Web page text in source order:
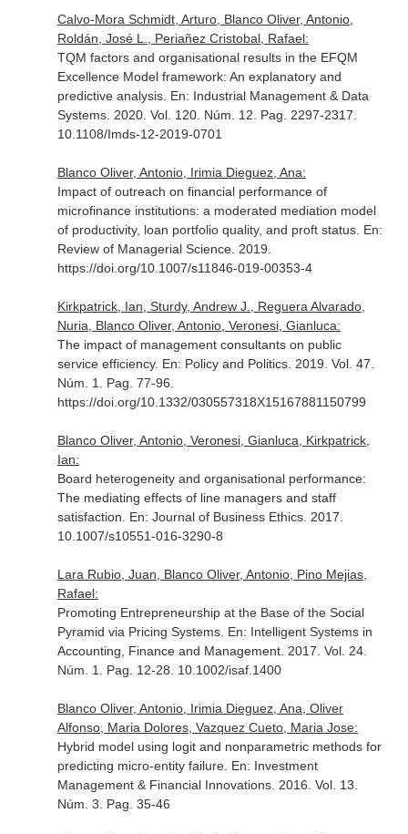
Calvo-Mora Schmidt, Arturo, Blanco Oliver, Antonio,
Roldán, José L., Periañez Cristobal, Rafael:
TQM factors and organisational results in the EFQM
Excellence Model framework: An explanatory and
predictive analysis. En: Industrial Management & Data
Systems. 2020. Vol. 120. Núm. 12. Pag. 2297-2317.
10.1108/Imds-12-2019-0701
Blanco Oliver, Antonio, Irimia Dieguez, Ana:
Impact of outreach on financial performance of
microfinance institutions: a moderated mediation model
of productivity, loan portfolio quality, and proft status. En:
Review of Managerial Science. 2019.
https://doi.org/10.1007/s11846-019-00353-4
Kirkpatrick, Ian, Sturdy, Andrew J., Reguera Alvarado,
Nuria, Blanco Oliver, Antonio, Veronesi, Gianluca:
The impact of management consultants on public
service efficiency. En: Policy and Politics. 2019. Vol. 47.
Núm. 1. Pag. 77-96.
https://doi.org/10.1332/030557318X15167881150799
Blanco Oliver, Antonio, Veronesi, Gianluca, Kirkpatrick,
Ian:
Board heterogeneity and organisational performance:
The mediating effects of line managers and staff
satisfaction. En: Journal of Business Ethics. 2017.
10.1007/s10551-016-3290-8
Lara Rubio, Juan, Blanco Oliver, Antonio, Pino Mejias,
Rafael:
Promoting Entrepreneurship at the Base of the Social
Pyramid via Pricing Systems. En: Intelligent Systems in
Accounting, Finance and Management. 2017. Vol. 24.
Núm. 1. Pag. 12-28. 10.1002/isaf.1400
Blanco Oliver, Antonio, Irimia Dieguez, Ana, Oliver
Alfonso, Maria Dolores, Vazquez Cueto, Maria Jose:
Hybrid model using logit and nonparametric methods for
predicting micro-entity failure. En: Investment
Management & Financial Innovations. 2016. Vol. 13.
Núm. 3. Pag. 35-46